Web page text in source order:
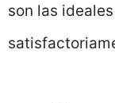
son las